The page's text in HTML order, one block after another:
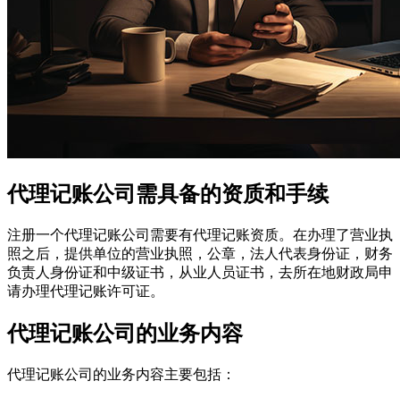
代理记账公司需具备的资质和手续
注册一个代理记账公司需要有代理记账资质。在办理了营业执
照之后，提供单位的营业执照，公章，法人代表身份证，财务
负责人身份证和中级证书，从业人员证书，去所在地财政局申
请办理代理记账许可证。
代理记账公司的业务内容
代理记账公司的业务内容主要包括：